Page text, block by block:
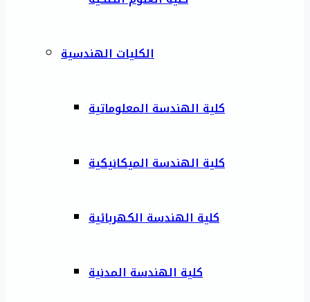
الكليات الهندسية
كلية الهندسة المعلوماتية
كلية الهندسة الميكانيكية
كلية الهندسة الكهربائية
كلية الهندسة المدنية